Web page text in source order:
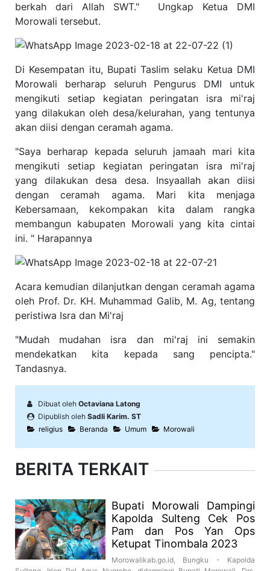
berkah dari Allah SWT." Ungkap Ketua DMI
Morowali tersebut.
Di Kesempatan itu, Bupati Taslim selaku Ketua DMI
Morowali berharap seluruh Pengurus DMI untuk
mengikuti setiap kegiatan peringatan isra mi'raj
yang dilakukan oleh desa/kelurahan, yang tentunya
akan diisi dengan ceramah agama.
"Saya berharap kepada seluruh jamaah mari kita
mengikuti setiap kegiatan peringatan isra mi'raj
yang dilakukan desa desa. Insyaallah akan diisi
dengan ceramah agama. Mari kita menjaga
Kebersamaan, kekompakan kita dalam rangka
membangun kabupaten Morowali yang kita cintai
ini. " Harapannya
Acara kemudian dilanjutkan dengan ceramah agama
oleh Prof. Dr. KH. Muhammad Galib, M. Ag, tentang
peristiwa Isra dan Mi'raj
"Mudah mudahan isra dan mi'raj ini semakin
mendekatkan kita kepada sang pencipta."
Tandasnya.
Dibuat oleh Octaviana Latong
Dipublish oleh Sadli Karim. ST
religius
Beranda Umum Morowali
BERITA TERKAIT
Bupati Morowali Dampingi
Kapolda Sulteng Cek Pos
Pam dan Pos Yan Ops
Ketupat Tinombala 2023
Morowalikab.go.id, Bungku - Kapolda